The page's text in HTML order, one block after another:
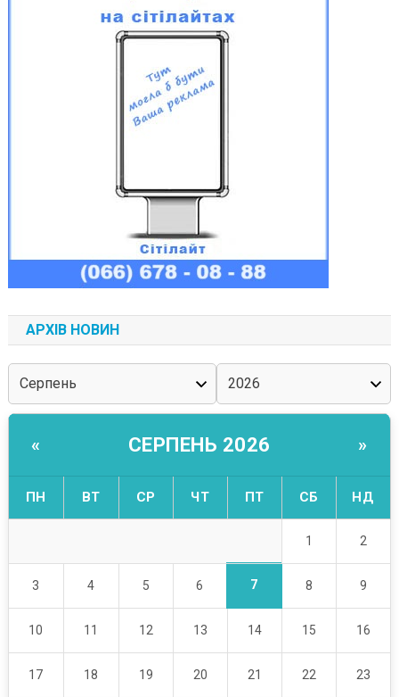
АРХІВ НОВИН
« СЕРПЕНЬ 2026 »
ПН ВТ СР ЧТ ПТ СБ НД
1 2
3 4 5 6 7 8 9
10 11 12 13 14 15 16
17 18 19 20 21 22 23